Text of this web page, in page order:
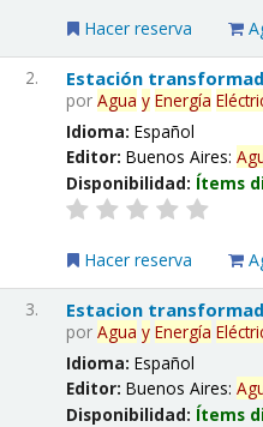
Hacer reserva
2. Estación
porAgua y Energía
Idioma:Español
Editor:Buenos Aires:
Disponibilidad: Ítems
Hacer reserva
3. Estacion
porAgua y Energía
Idioma:Español
Editor:Buenos Aires:
Disponibilidad: Ítems